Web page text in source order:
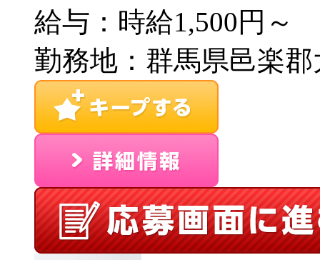
給与：時給1,500円～
勤務地：群馬県邑楽